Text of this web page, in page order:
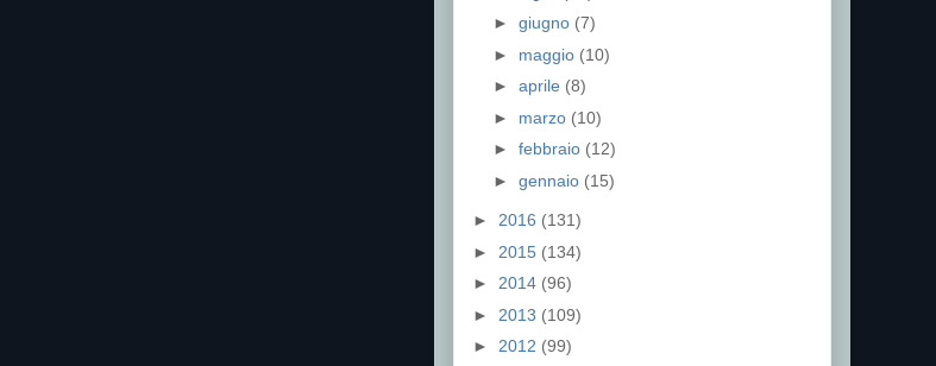
► giugno (7)
► maggio (10)
► aprile (8)
► marzo (10)
► febbraio (12)
► gennaio (15)
► 2016 (131)
► 2015 (134)
► 2014 (96)
► 2013 (109)
► 2012 (99)